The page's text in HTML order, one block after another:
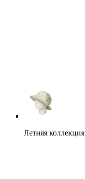
Летняя коллекция